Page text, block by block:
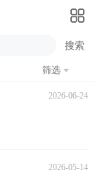
筛选
2026-06-24
2026-05-14